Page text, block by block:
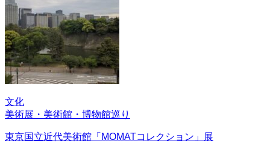
文化
美術展・美術館・博物館巡り
東京国立近代美術館「MOMATコレクション」展